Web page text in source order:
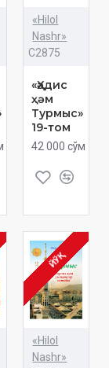
«Hilol
Nashr»
C2875
«Ҳәдис
ҳәм
Турмыс»
19-том
42 000 сўм
ЙЎҚ
«Hilol
Nashr»